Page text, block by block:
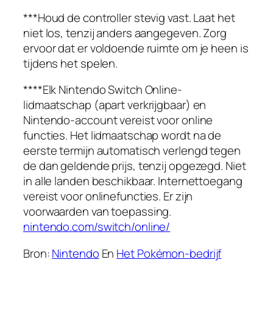
***Houd de controller stevig vast. Laat het
niet los, tenzij anders aangegeven. Zorg
ervoor dat er voldoende ruimte om je heen is
tijdens het spelen.
****Elk Nintendo Switch Online-
lidmaatschap (apart verkrijgbaar) en
Nintendo-account vereist voor online
functies. Het lidmaatschap wordt na de
eerste termijn automatisch verlengd tegen
de dan geldende prijs, tenzij opgezegd. Niet
in alle landen beschikbaar. Internettoegang
vereist voor onlinefuncties. Er zijn
voorwaarden van toepassing.
nintendo.com/switch/online/
Bron:Nintendo En Het Pokémon-bedrijf